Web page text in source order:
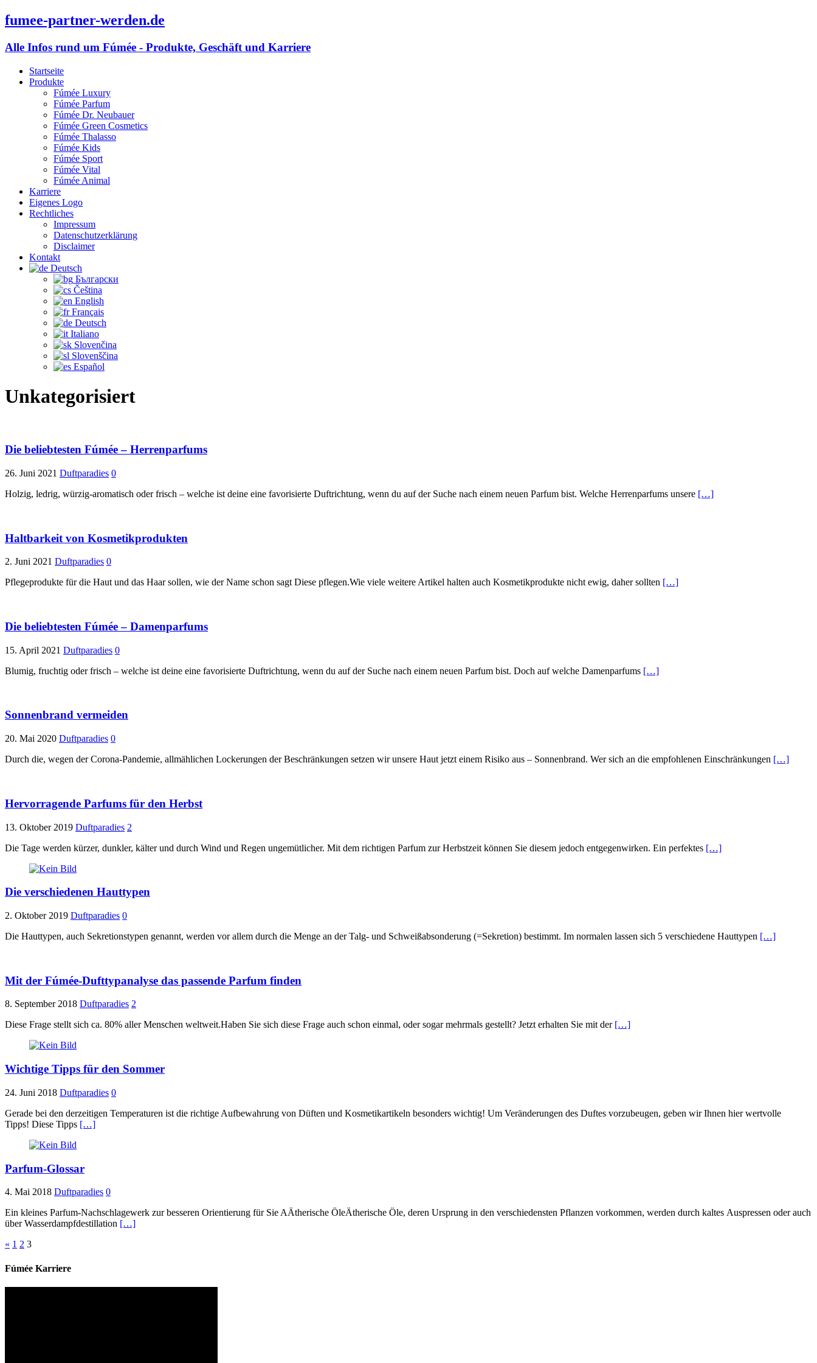
fumee-partner-werden.de
Alle Infos rund um Fúmée - Produkte, Geschäft und Karriere
Startseite
Produkte
Fúmée Luxury
Fúmée Parfum
Fúmée Dr. Neubauer
Fúmée Green Cosmetics
Fúmée Thalasso
Fúmée Kids
Fúmée Sport
Fúmée Vital
Fúmée Animal
Karriere
Eigenes Logo
Rechtliches
Impressum
Datenschutzerklärung
Disclaimer
Kontakt
Deutsch
Български
Čeština‎
English
Français
Deutsch
Italiano
Slovenčina
Slovenščina
Español
Unkategorisiert
Die beliebtesten Fúmée – Herrenparfums
26. Juni 2021 Duftparadies 0
Holzig, ledrig, würzig-aromatisch oder frisch – welche ist deine eine favorisierte Duftrichtung, wenn du auf der Suche nach einem neuen Parfum bist. Welche Herrenparfums unsere […]
Haltbarkeit von Kosmetikprodukten
2. Juni 2021 Duftparadies 0
Pflegeprodukte für die Haut und das Haar sollen, wie der Name schon sagt Diese pflegen.Wie viele weitere Artikel halten auch Kosmetikprodukte nicht ewig, daher sollten […]
Die beliebtesten Fúmée – Damenparfums
15. April 2021 Duftparadies 0
Blumig, fruchtig oder frisch – welche ist deine eine favorisierte Duftrichtung, wenn du auf der Suche nach einem neuen Parfum bist. Doch auf welche Damenparfums […]
Sonnenbrand vermeiden
20. Mai 2020 Duftparadies 0
Durch die, wegen der Corona-Pandemie, allmählichen Lockerungen der Beschränkungen setzen wir unsere Haut jetzt einem Risiko aus – Sonnenbrand. Wer sich an die empfohlenen Einschränkungen […]
Hervorragende Parfums für den Herbst
13. Oktober 2019 Duftparadies 2
Die Tage werden kürzer, dunkler, kälter und durch Wind und Regen ungemütlicher. Mit dem richtigen Parfum zur Herbstzeit können Sie diesem jedoch entgegenwirken. Ein perfektes […]
Die verschiedenen Hauttypen
2. Oktober 2019 Duftparadies 0
Die Hauttypen, auch Sekretionstypen genannt, werden vor allem durch die Menge an der Talg- und Schweißabsonderung (=Sekretion) bestimmt. Im normalen lassen sich 5 verschiedene Hauttypen […]
Mit der Fúmée-Dufttypanalyse das passende Parfum finden
8. September 2018 Duftparadies 2
Diese Frage stellt sich ca. 80% aller Menschen weltweit.Haben Sie sich diese Frage auch schon einmal, oder sogar mehrmals gestellt? Jetzt erhalten Sie mit der […]
Wichtige Tipps für den Sommer
24. Juni 2018 Duftparadies 0
Gerade bei den derzeitigen Temperaturen ist die richtige Aufbewahrung von Düften und Kosmetikartikeln besonders wichtig! Um Veränderungen des Duftes vorzubeugen, geben wir Ihnen hier wertvolle
Tipps! Diese Tipps […]
Parfum-Glossar
4. Mai 2018 Duftparadies 0
Ein kleines Parfum-Nachschlagewerk zur besseren Orientierung für Sie AÄtherische ÖleÄtherische Öle, deren Ursprung in den verschiedensten Pflanzen vorkommen, werden durch kaltes Auspressen oder auch
über Wasserdampfdestillation […]
Seitennummerierung
der
« 1 2 3
Fúmée Karriere